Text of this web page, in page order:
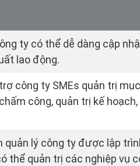
ty có thể dễ dàng cập
lao động.
công ty SMEs quản trị
công, quản trị kế
quản lý công ty được lập
thể quản trị các nghiệp vụ